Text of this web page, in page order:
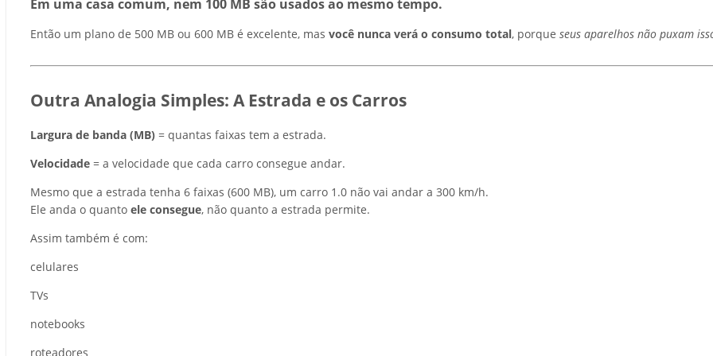
Em uma casa comum, nem 100 MB são usados ao mesmo tempo.
Então um plano de 500 MB ou 600 MB é excelente, mas você nunca verá o consumo total, porque seus aparelhos não puxam
Outra Analogia Simples: A Estrada e os Carros
Largura de banda (MB) = quantas faixas tem a estrada.
Velocidade = a velocidade que cada carro consegue andar.
Mesmo que a estrada tenha 6 faixas (600 MB), um carro 1.0 não vai andar a 300 km/h.
Ele anda o quanto ele consegue, não quanto a estrada permite.
Assim também é com:
celulares
TVs
notebooks
roteadores